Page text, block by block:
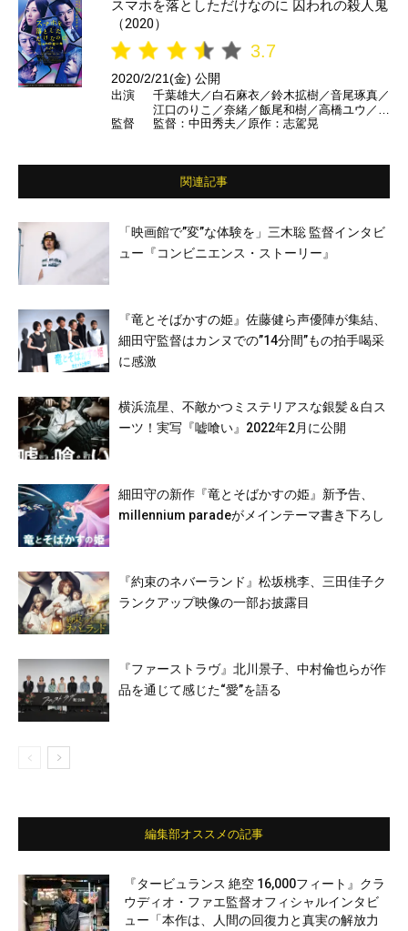
スマホを落としただけなのに 囚われの殺人鬼
（2020）
3.7
2020/2/21(金) 公開
出演
千葉雄大／白石麻衣／鈴木拡樹／音尾琢真／
江口のりこ／奈緒／飯尾和樹／高橋ユウ／k
o-dai／平子祐希／谷川りさこ／アキラ100%
監督 監督：中田秀夫／原作：志駕晃
関連記事
「映画館で”変”な体験を」三木聡 監督インタビ
ュー『コンビニエンス・ストーリー』
『竜とそばかすの姫』佐藤健ら声優陣が集結、
細田守監督はカンヌでの”14分間”もの拍手喝采
に感激
横浜流星、不敵かつミステリアスな銀髪＆白ス
ーツ！実写『嘘喰い』2022年2月に公開
細田守の新作『竜とそばかすの姫』新予告、
millennium paradeがメインテーマ書き下ろし
『約束のネバーランド』松坂桃李、三田佳子ク
ランクアップ映像の一部お披露目
『ファーストラヴ』北川景子、中村倫也らが作
品を通じて感じた“愛”を語る
編集部オススメの記事
『タービュランス 絶空 16,000フィート』クラ
ウディオ・ファエ監督オフィシャルインタビ
ュー「本作は、人間の回復力と真実の解放力